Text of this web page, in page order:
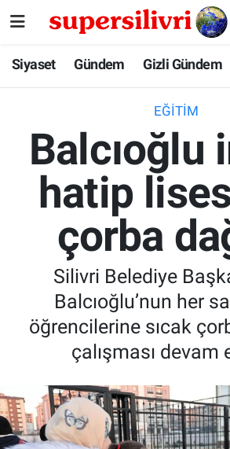
Siyaset Gündem Gizli Gündem
EĞITIM
Balcıoğlu
hatip
çorba
Silivri Belediye
Balcıoğlu’nun her
öğrencilerine sıcak
çalışması devam
Siyaset
Gizli Gündem
Belediye
İstanbul Nöbetçi Eczaneler
İstanbul Hava Durumu
İstanbul Namaz Vakitleri
İstanbul Trafik Yoğunluk
Süper Lig Puan Durumu ve
Tüm Manşetler
Son Dakika Haberleri
Haber Arşivi